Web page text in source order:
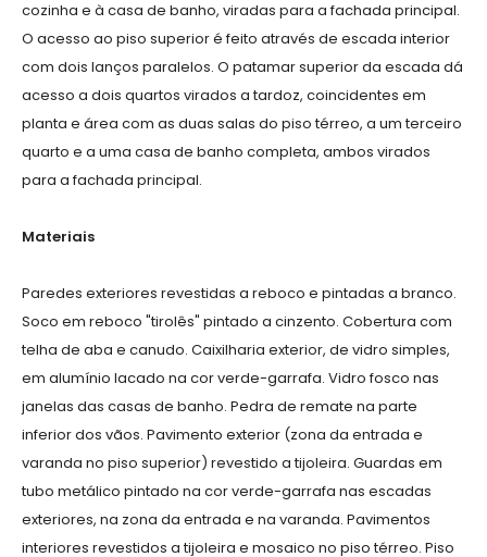
cozinha e à casa de banho, viradas para a fachada principal.
O acesso ao piso superior é feito através de escada interior
com dois lanços paralelos. O patamar superior da escada dá
acesso a dois quartos virados a tardoz, coincidentes em
planta e área com as duas salas do piso térreo, a um terceiro
quarto e a uma casa de banho completa, ambos virados
para a fachada principal.
Materiais
Paredes exteriores revestidas a reboco e pintadas a branco.
Soco em reboco "tirolês" pintado a cinzento. Cobertura com
telha de aba e canudo. Caixilharia exterior, de vidro simples,
em alumínio lacado na cor verde-garrafa. Vidro fosco nas
janelas das casas de banho. Pedra de remate na parte
inferior dos vãos. Pavimento exterior (zona da entrada e
varanda no piso superior) revestido a tijoleira. Guardas em
tubo metálico pintado na cor verde-garrafa nas escadas
exteriores, na zona da entrada e na varanda. Pavimentos
interiores revestidos a tijoleira e mosaico no piso térreo. Piso